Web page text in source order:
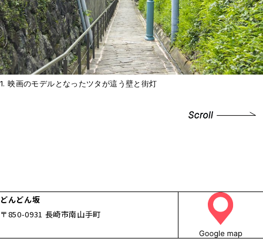
1. 映画のモデルとなったツタが這う壁と街灯
どんどん坂
〒850-0931 長崎市南山手町